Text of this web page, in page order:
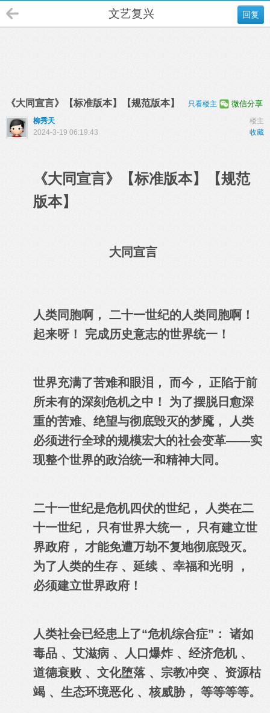
回复
文艺复兴
《大同宣言》【标准版本】【规范版本】 只看楼主 微信分享
楼主
柳秀天
收藏
2024-3-19 06:19:43
《大同宣言》【标准版本】
【规范
版本】
大同宣言
人类同胞啊， 二十一世纪的人类同胞啊！
起来呀！ 完成历史意志的世界统一！
世界充满了苦难和眼泪， 而今， 正陷于前
所未有的深刻危机之中！ 为了摆脱日愈深
重的苦难、绝望与彻底毁灭的梦魇， 人类
必须进行全球的规模宏大的社会变革——实
现整个世界的政治统一和精神大同。
二十一世纪是危机四伏的世纪， 人类在二
十一世纪， 只有世界大统一， 只有建立世
界政府， 才能免遭万劫不复地彻底毁灭。
为了人类的生存 、延续 、幸福和光明 ，
必须建立世界政府！
人类社会已经患上了“危机综合症”： 诸如
毒品 、艾滋病 、人口爆炸 、经济危机 、
道德衰败 、文化堕落 、宗教冲突 、资源枯
竭 、生态环境恶化 、核威胁， 等等等等。